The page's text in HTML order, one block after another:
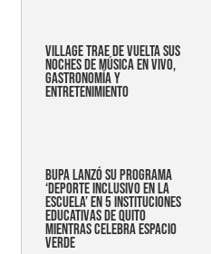
Village trae de vuelta sus
noches de música en vivo,
gastronomía y
entretenimiento
Bupa lanzó su programa
‘Deporte Inclusivo en la
Escuela’ en 5 instituciones
educativas de Quito
mientras celebra espacio
verde